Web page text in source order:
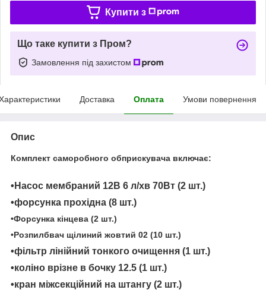
Купити з
Що таке купити з Пром?
Замовлення під захистом
Доставка Оплата Умови повернення
Опис
Комплект саморобного обприскувача включає:
•Насос мембраний 12В 6 л/хв 70Вт (2 шт.)
•форсунка прохідна (8 шт.)
•Форсунка кінцева (2 шт.)
•Розпилбвач щілиний жовтий 02 (10 шт.)
•фільтр лінійний тонкого очищення (1 шт.)
•коліно врізне в бочку 12.5 (1 шт.)
•кран міжсекційний на штангу (2 шт.)